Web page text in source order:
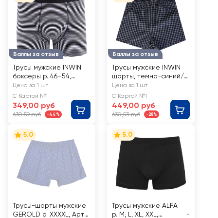
Баллы за отзыв
Трусы мужские INWIN
боксеры р. 46–54,
черный/белый, Арт.
ATL-24005-A
Цена за 1 шт
С Картой №1
349,00 руб
630,59 руб -44%
Баллы за отзыв
Трусы мужские INWIN
шорты, темно-синий/
белый, Арт. ATL-
24008/ATL- 24008-U
Цена за 1 шт
С Картой №1
449,00 руб
630,53 руб -28%
5.0
Трусы-шорты мужские
GEROLD р. XXXXL, Арт.
5.0
Трусы мужские ALFA
р. M, L, XL, XXL,
-